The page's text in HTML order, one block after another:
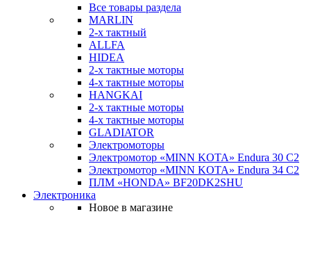
Все товары раздела
MARLIN
2-х тактный
ALLFA
HIDEA
2-х тактные моторы
4-х тактные моторы
HANGKAI
2-х тактные моторы
4-х тактные моторы
GLADIATOR
Электромоторы
Электромотор «MINN KOTA» Endura 30 C2
Электромотор «MINN KOTA» Endura 34 C2
ПЛМ «HONDA» BF20DK2SHU
Электроника
Новое в магазине